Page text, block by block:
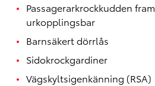
Passagerarkrockkudden fram
urkopplingsbar
Barnsäkert dörrlås
Sidokrockgardiner
Vägskyltsigenkänning (RSA)